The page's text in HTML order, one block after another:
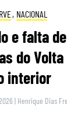
, NACIONAL
e falta
do
interior
| Henrique Dias